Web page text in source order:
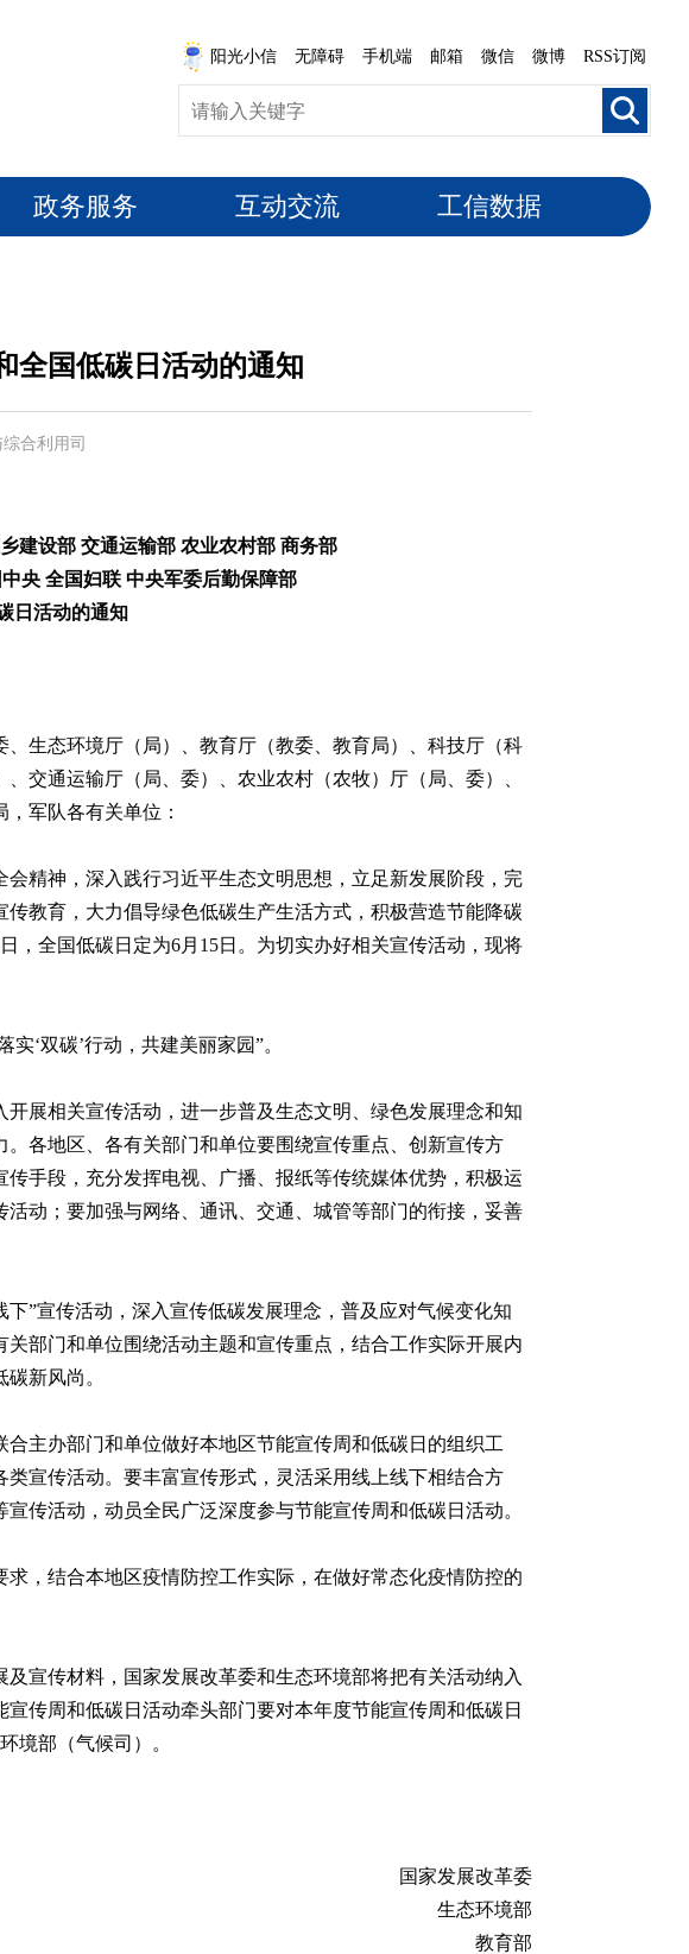
阳光小信 无障碍 手机端 邮箱 微信 微博 RSS订阅
政务服务 互动交流 工信数据
全国低碳日活动的通知
合利用司
建设部 交通运输部 农业农村部 商务部
央 全国妇联 中央军委后勤保障部
日活动的通知
生态环境厅（局）、教育厅（教委、教育局）、科技厅（科
交通运输厅（局、委）、农业农村（农牧）厅（局、委）、
军队各有关单位：
精神，深入践行习近平生态文明思想，立足新发展阶段，完
教育，大力倡导绿色低碳生产生活方式，积极营造节能降碳
，全国低碳日定为6月15日。为切实办好相关宣传活动，现将
‘双碳’行动，共建美丽家园”。
展相关宣传活动，进一步普及生态文明、绿色发展理念和知
各地区、各有关部门和单位要围绕宣传重点、创新宣传方
手段，充分发挥电视、广播、报纸等传统媒体优势，积极运
动；要加强与网络、通讯、交通、城管等部门的衔接，妥善
”宣传活动，深入宣传低碳发展理念，普及应对气候变化知
部门和单位围绕活动主题和宣传重点，结合工作实际开展内
新风尚。
主办部门和单位做好本地区节能宣传周和低碳日的组织工
宣传活动。要丰富宣传形式，灵活采用线上线下相结合方
传活动，动员全民广泛深度参与节能宣传周和低碳日活动。
，结合本地区疫情防控工作实际，在做好常态化疫情防控的
宣传材料，国家发展改革委和生态环境部将把有关活动纳入
传周和低碳日活动牵头部门要对本年度节能宣传周和低碳日
境部（气候司）。
国家发展改革委
生态环境部
教育部